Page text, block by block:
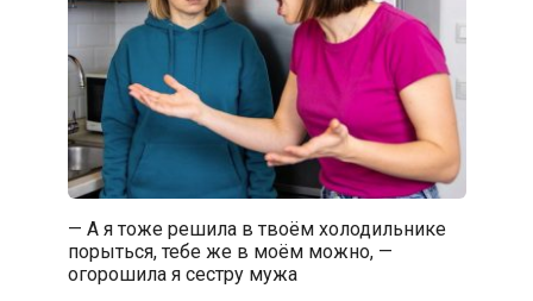
— А я тоже решила в твоём холодильнике
порыться, тебе же в моём можно, —
огорошила я сестру мужа